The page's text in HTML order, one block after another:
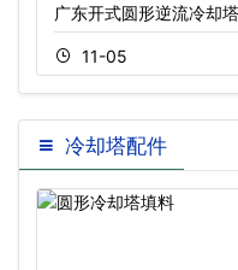
广东开式圆形逆流冷却
11-05
冷却塔配件